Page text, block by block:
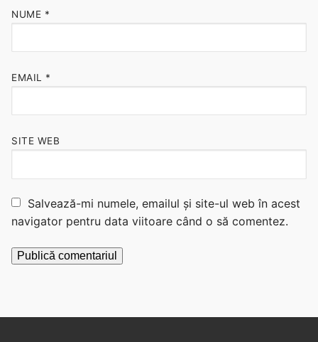
NUME *
EMAIL *
SITE WEB
Salvează-mi numele, emailul și site-ul web în acest
navigator pentru data viitoare când o să comentez.